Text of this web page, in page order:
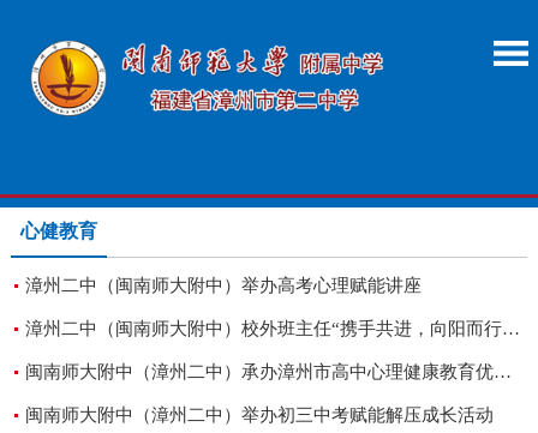
心健教育
漳州二中（闽南师大附中）举办高考心理赋能讲座
漳州二中（闽南师大附中）校外班主任“携手共进，向阳而行”心理健康教育系列活动圆满举行
闽南师大附中（漳州二中）承办漳州市高中心理健康教育优质课比赛
闽南师大附中（漳州二中）举办初三中考赋能解压成长活动